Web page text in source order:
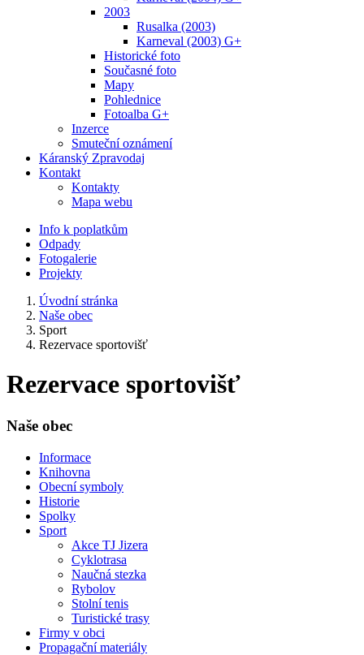
2003
Rusalka (2003)
Karneval (2003) G+
Historické foto
Současné foto
Mapy
Pohlednice
Fotoalba G+
Inzerce
Smuteční oznámení
Káranský Zpravodaj
Kontakt
Kontakty
Mapa webu
Info k poplatkům
Odpady
Fotogalerie
Projekty
Úvodní stránka
Naše obec
Sport
Rezervace sportovišť
Rezervace sportovišť
Naše obec
Informace
Knihovna
Obecní symboly
Historie
Spolky
Sport
Akce TJ Jizera
Cyklotrasa
Naučná stezka
Rybolov
Stolní tenis
Turistické trasy
Firmy v obci
Propagační materiály